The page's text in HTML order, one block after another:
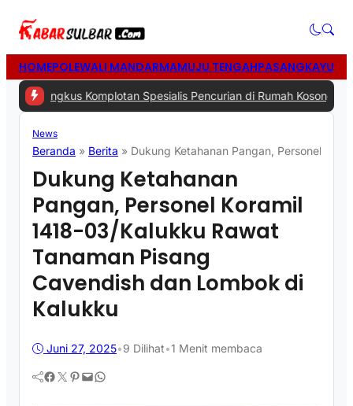
HOMEPOLEWALI MANDARMAMUJU TENGAHPASANGKAYU
Ringkus Komplotan Spesialis Pencurian di Rumah Kosong|#3 -
News
Beranda » Berita » Dukung Ketahanan Pangan, Personel
Dukung Ketahanan
Pangan, Personel Koramil
1418-03/Kalukku Rawat
Tanaman Pisang
Cavendish dan Lombok di
Kalukku
Juni 27, 2025•9 Dilihat•1 Menit membaca
Facebook Twitter Pinterest Mail WhatsApp